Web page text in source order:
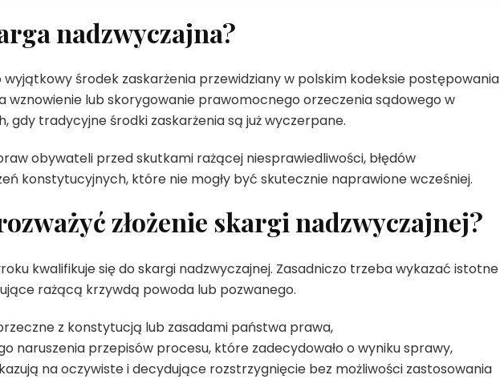
nadzwyczajna?
środek zaskarżenia przewidziany w polskim kodeksie postępowania
wznowienie lub skorygowanie prawomocnego orzeczenia sądowego w
gdy tradycyjne środki zaskarżenia są już wyczerpane.
obywateli przed skutkami rażącej niesprawiedliwości, błędów
konstytucyjnych, które nie mogły być skutecznie naprawione wcześniej.
złożenie skargi nadzwyczajnej?
kwalifikuje się do skargi nadzwyczajnej. Zasadniczo trzeba wykazać istotne
rażącą krzywdą powoda lub pozwanego.
z konstytucją lub zasadami państwa prawa,
naruszenia przepisów procesu, które zadecydowało o wyniku sprawy,
na oczywiste i decydujące rozstrzygnięcie bez możliwości zastosowania